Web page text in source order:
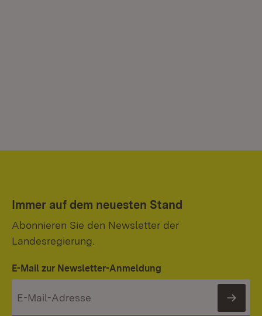
Immer auf dem neuesten Stand
Abonnieren Sie den Newsletter der
Landesregierung.
E-Mail zur Newsletter-Anmeldung